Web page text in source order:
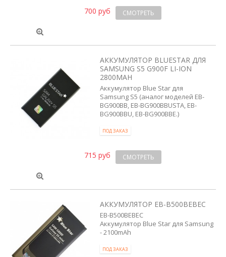
700 руб СМОТРЕТЬ
АККУМУЛЯТОР BLUESTAR ДЛЯ
SAMSUNG S5 G900F LI-ION
2800MAH
Аккумулятор Blue Star для
Samsung S5 (аналог моделей EB-
BG900BB, EB-BG900BBUSTA, EB-
BG900BBU, EB-BG900BBE.)
ПОД ЗАКАЗ
715 руб СМОТРЕТЬ
АККУМУЛЯТОР EB-B500BEBEC
EB-B500BEBEC
Аккумулятор Blue Star для Samsung
- 2100mAh
ПОД ЗАКАЗ